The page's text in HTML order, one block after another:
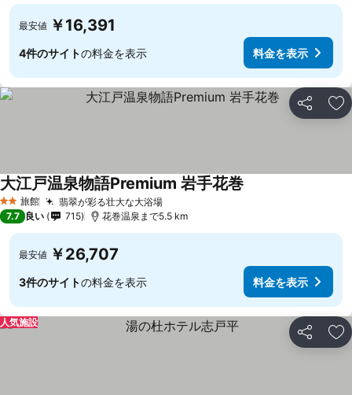
最安値 ￥16,391
4件のサイトの料金を表示 料金を表示
シェア お
2 ホテルのランク
旅館 翡翠が彩る壮大な大浴場
大江戸温泉物語Premium 岩手花巻
7.7 良い 715 花巻温泉まで5.5 km
最安値 ￥26,707
3件のサイトの料金を表示 料金を表示
シェア お
人気施設